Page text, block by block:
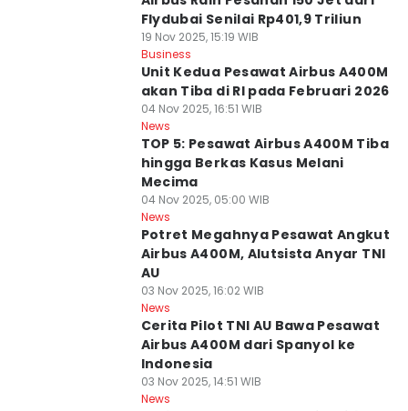
Flydubai Senilai Rp401,9 Triliun
19 Nov 2025, 15:19 WIB
Business
Unit Kedua Pesawat Airbus A400M
akan Tiba di RI pada Februari 2026
04 Nov 2025, 16:51 WIB
News
TOP 5: Pesawat Airbus A400M Tiba
hingga Berkas Kasus Melani
Mecima
04 Nov 2025, 05:00 WIB
News
Potret Megahnya Pesawat Angkut
Airbus A400M, Alutsista Anyar TNI
AU
03 Nov 2025, 16:02 WIB
News
Cerita Pilot TNI AU Bawa Pesawat
Airbus A400M dari Spanyol ke
Indonesia
03 Nov 2025, 14:51 WIB
News